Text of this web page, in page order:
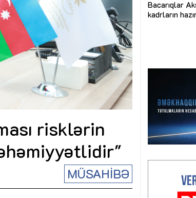
risklərin
MÜSAHİBƏ
Aydın Hüseynov: “Əsrin müqaviləsi”
Azərbaycanın iqtisadi suverenliyini
təmin edən əsas dayaqlardandır”
MÜSAHİBƏ